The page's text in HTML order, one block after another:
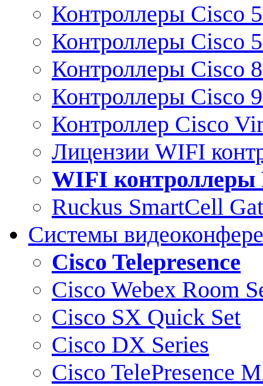
Контроллеры Cisco
Контроллеры Cisco
Контроллеры Cisco
Контроллеры Cisco
Контроллер Cisco
Лицензии WIFI
WIFI контроллеры
Ruckus SmartCell
Системы
Cisco Telepresence
Cisco Webex Room
Cisco SX Quick Set
Cisco DX Series
Cisco TelePresence